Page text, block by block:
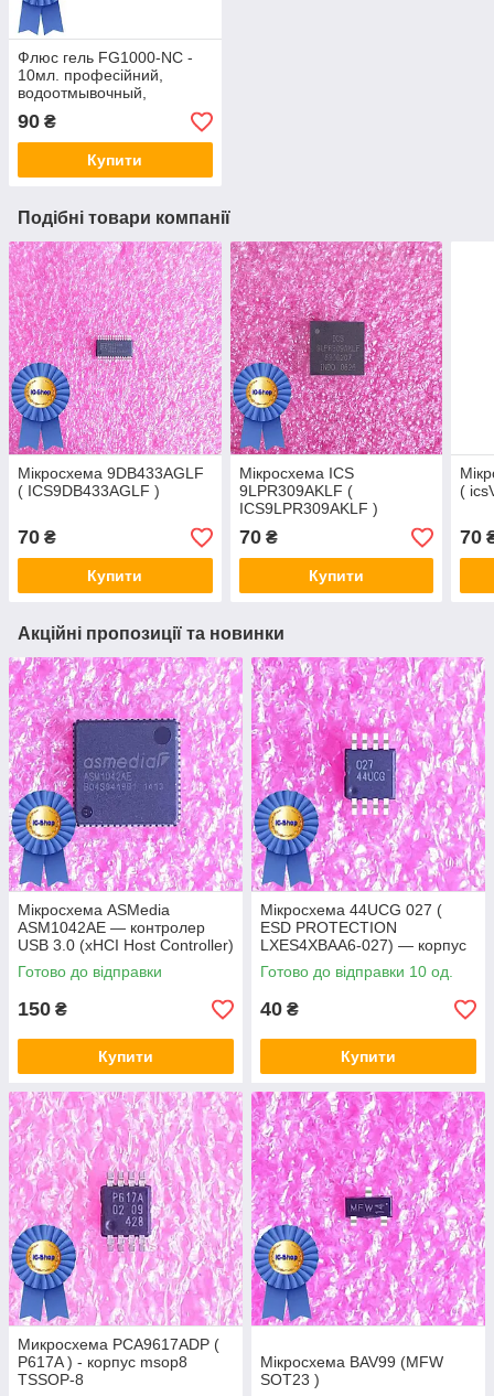
Флюс гель FG1000-NC -
10мл. професійний,
водоотмывочный,
водосмываемый
90 ₴
Купити
Подібні товари компанії
Мікросхема 9DB433AGLF
( ICS9DB433AGLF )
70 ₴
Купити
Мікросхема ICS
9LPR309AKLF (
ICS9LPR309AKLF )
70₴
Купити
(
70
Акційні пропозиції та новинки
Мікросхема ASMedia
ASM1042AE — контролер
USB 3.0 (xHCI Host Controller)
Готово до відправки
150 ₴
Купити
Мікросхема 44UCG 027 (
ESD PROTECTION
LXES4XBAA6-027) — корпус
msop8
Готово до відправки 10 од.
40 ₴
Купити
Микросхема PCA9617ADP (
P617A ) - корпус msop8
TSSOP-8
Мікросхема BAV99 (MFW
SOT23 )